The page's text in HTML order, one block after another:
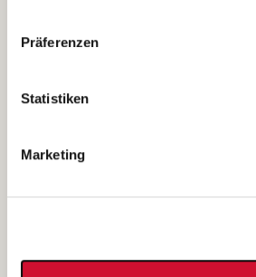
Sie der Speicherung sämtlicher
Ihre Einwilligung selbstverständlich
indem Sie die Cookie-Einstellungen
unsererDatenschutzerklärung
Präferenzen
Statistiken
Marketing
Kantstraße 45a
(Ein Tochterunternehmen des AWO
e.V.)
Bewerbung als Altenpflegehelfer*in